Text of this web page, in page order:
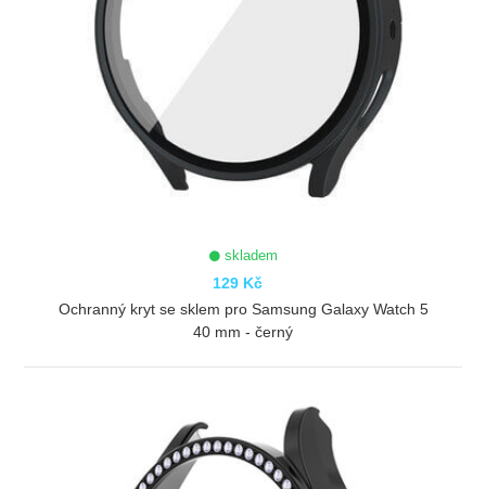
skladem
129 Kč
Ochranný kryt se sklem pro Samsung Galaxy Watch 5
40 mm - černý